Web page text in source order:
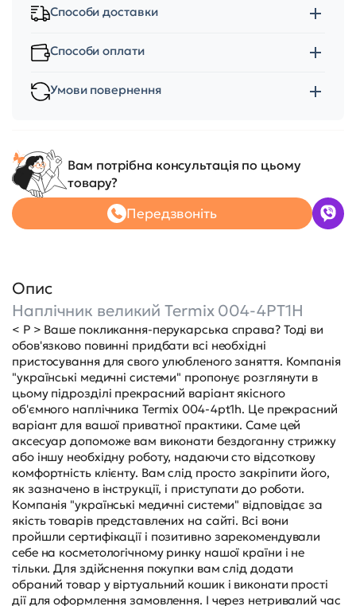
Способи доставки
Способи оплати
Умови повернення
Вам потрібна консультація по цьому
товару?
Передзвоніть
Опис
Наплічник великий Termix 004-4PT1H
< P > Ваше покликання-перукарська справа? Тоді ви
обов'язково повинні придбати всі необхідні
пристосування для свого улюбленого заняття. Компанія
"українські медичні системи" пропонує розглянути в
цьому підрозділі прекрасний варіант якісного
об'ємного наплічника Termix 004-4pt1h. Це прекрасний
варіант для вашої приватної практики. Саме цей
аксесуар допоможе вам виконати бездоганну стрижку
або іншу необхідну роботу, надаючи сто відсоткову
комфортність клієнту. Вам слід просто закріпити його,
як зазначено в інструкції, і приступати до роботи.
Компанія "українські медичні системи" відповідає за
якість товарів представлених на сайті. Всі вони
пройшли сертифікації і позитивно зарекомендували
себе на косметологічному ринку нашої країни і не
тільки. Для здійснення покупки вам слід додати
обраний товар у віртуальний кошик і виконати прості
дії для оформлення замовлення. І через нетривалий час